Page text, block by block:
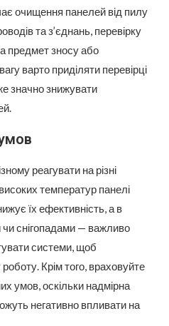
очищення панелей від пилу
та з’єднань, перевірку
предмет зносу або
варто приділяти перевірці
значно знижувати
реагувати на різні
температур панелі
їх ефективність, а в
чи снігопадами — важливо
системи, щоб
Крім того, враховуйте
умов, оскільки надмірна
негативно впливати на